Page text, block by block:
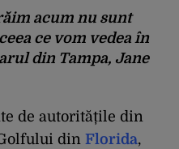
acum nu sunt
ce vom vedea în
din Tampa, Jane
de autoritățile din
din Florida,